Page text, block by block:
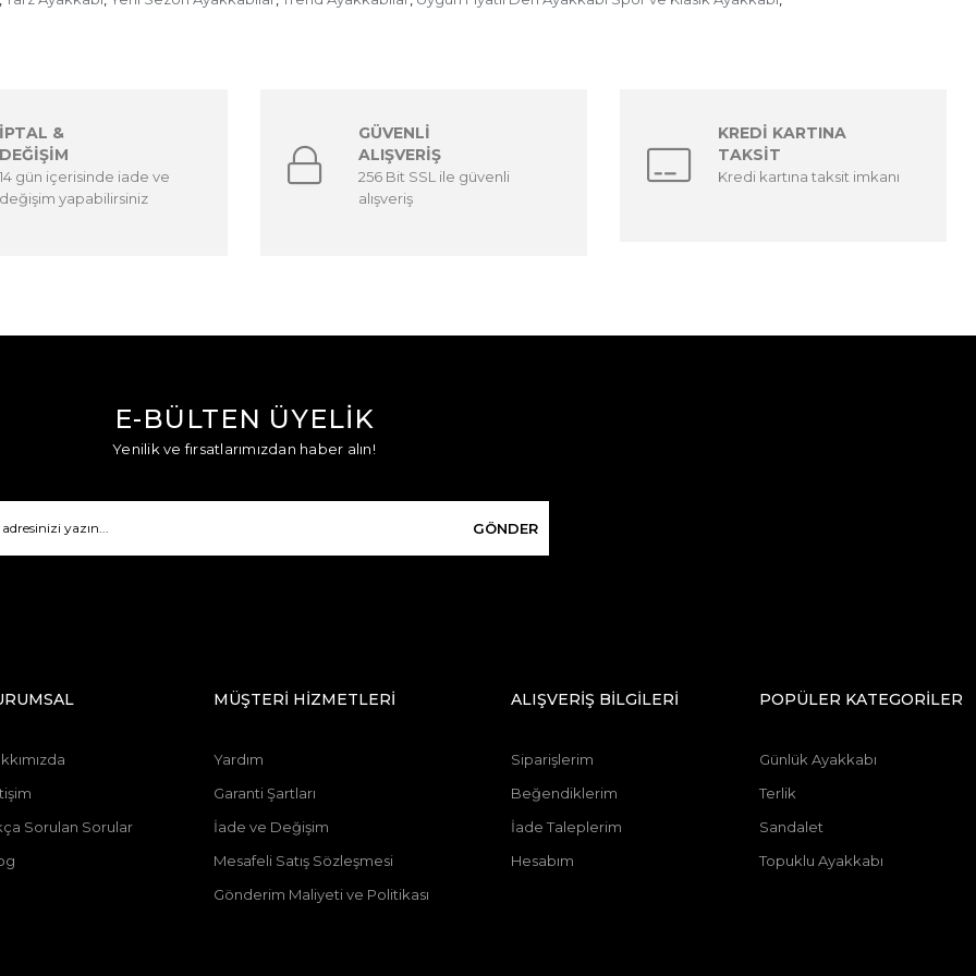
İPTAL &
DEĞİŞİM
14 gün içerisinde iade ve
değişim yapabilirsiniz
GÜVENLİ
ALIŞVERİŞ
256 Bit SSL ile güvenli
alışveriş
KREDİ KARTINA
TAKSİT
Kredi kartına taksit imkanı
E-BÜLTEN ÜYELİK
Yenilik ve fırsatlarımızdan haber alın!
GÖNDER
Sorulan Sorular
MÜŞTERİ HİZMETLERİ
Yardım
Garanti Şartları
İade ve Değişim
Mesafeli Satış Sözleşmesi
Gönderim Maliyeti ve Politikası
ALIŞVERİŞ BİLGİLERİ
Siparişlerim
Beğendiklerim
İade Taleplerim
Hesabım
POPÜLER KATEGORİLER
Günlük Ayakkabı
Terlik
Sandalet
Topuklu Ayakkabı